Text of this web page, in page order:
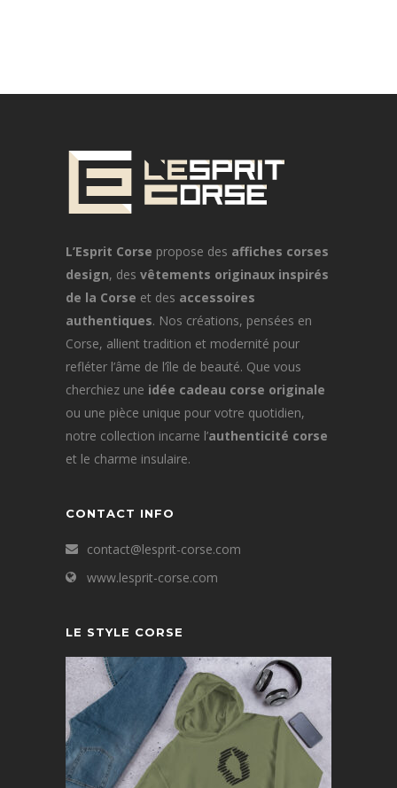
L’Esprit Corse propose des affiches corses
design, des vêtements originaux inspirés
de la Corse et des accessoires
authentiques. Nos créations, pensées en
Corse, allient tradition et modernité pour
refléter l’âme de l’île de beauté. Que vous
cherchiez une idée cadeau corse originale
ou une pièce unique pour votre quotidien,
notre collection incarne l’authenticité corse
et le charme insulaire.
CONTACT INFO
contact@lesprit-corse.com
www.lesprit-corse.com
LE STYLE CORSE